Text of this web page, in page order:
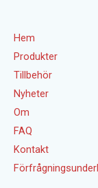
Hem
Produkter
Tillbehör
Nyheter
Om
FAQ
Kontakt